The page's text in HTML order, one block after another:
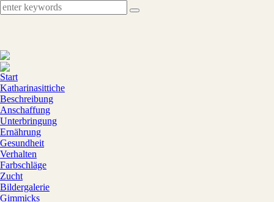
Start
Katharinasittiche
Beschreibung
Anschaffung
Unterbringung
Ernährung
Gesundheit
Verhalten
Farbschläge
Zucht
Bildergalerie
Gimmicks